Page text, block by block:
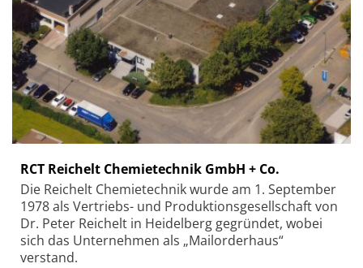
RCT Reichelt Chemietechnik GmbH + Co.
Die Reichelt Chemietechnik wurde am 1. September
1978 als Vertriebs- und Produktionsgesellschaft von
Dr. Peter Reichelt in Heidelberg gegründet, wobei
sich das Unternehmen als „Mailorderhaus“
verstand.